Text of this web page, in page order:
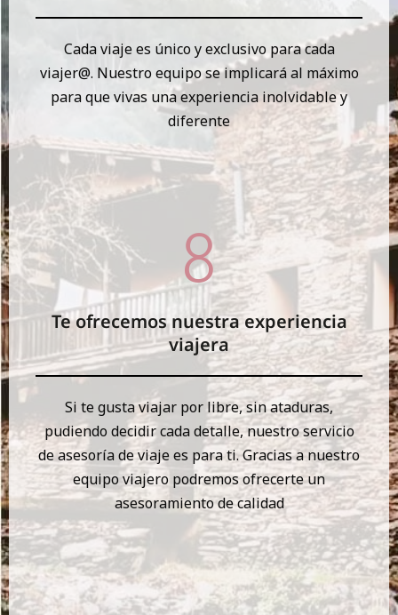
Cada viaje es único y exclusivo para cada
viajer@. Nuestro equipo se implicará al máximo
para que vivas una experiencia inolvidable y
diferente
Te ofrecemos nuestra experiencia
viajera
Si te gusta viajar por libre, sin ataduras,
pudiendo decidir cada detalle, nuestro servicio
de asesoría de viaje es para ti. Gracias a nuestro
equipo viajero podremos ofrecerte un
asesoramiento de calidad